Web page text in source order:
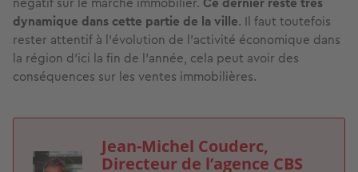
dynamique dans cette partie de la ville. Il faut toutefois
rester attentif à l’évolution de l’activité économique dans
la région d’ici la fin de l’année, cela peut avoir des
conséquences sur les ventes immobilières.
Image
Jean-Michel Couderc,
Directeur de l’agence CBS